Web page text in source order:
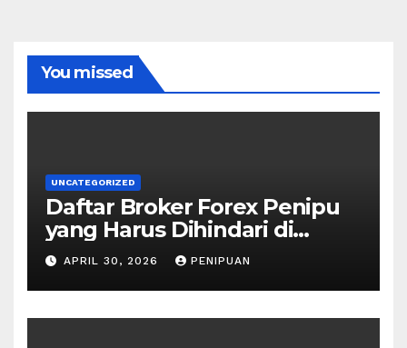
You missed
UNCATEGORIZED
Daftar Broker Forex Penipu
yang Harus Dihindari di
Indonesia 2026
APRIL 30, 2026 PENIPUAN